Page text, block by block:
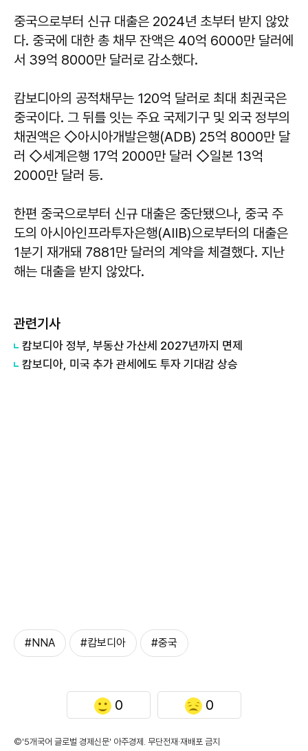
중국으로부터 신규 대출은 2024년 초부터 받지 않았
다. 중국에 대한 총 채무 잔액은 40억 6000만 달러에
서 39억 8000만 달러로 감소했다.
캄보디아의 공적채무는 120억 달러로 최대 최권국은
중국이다. 그 뒤를 잇는 주요 국제기구 및 외국 정부의
채권액은 ◇아시아개발은행(ADB) 25억 8000만 달
러 ◇세계은행 17억 2000만 달러 ◇일본 13억
2000만 달러 등.
한편 중국으로부터 신규 대출은 중단됐으나, 중국 주
도의 아시아인프라투자은행(AIIB)으로부터의 대출은
1분기 재개돼 7881만 달러의 계약을 체결했다. 지난
해는 대출을 받지 않았다.
관련기사
캄보디아 정부, 부동산 가산세 2027년까지 면제
캄보디아, 미국 추가 관세에도 투자 기대감 상승
#NNA #캄보디아 #중국
0 0
©'5개국어 글로벌 경제신문' 아주경제. 무단전재·재배포 금지